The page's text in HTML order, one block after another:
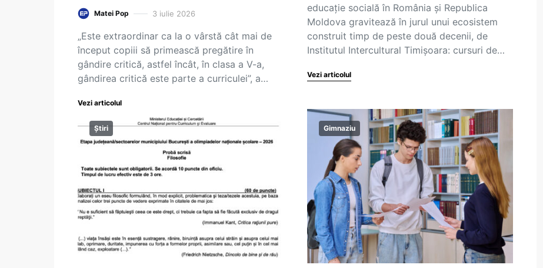
Matei Pop 3 iulie 2026
„Este extraordinar ca la o vârstă cât mai de
început copiii să primească pregătire în
gândire critică, astfel încât, în clasa a V-a,
gândirea critică este parte a curriculei”, a…
Vezi articolul
educație socială în România și Republica
Moldova gravitează în jurul unui ecosistem
construit timp de peste două decenii, de
Institutul Intercultural Timișoara: cursuri de…
Vezi articolul
Știri Gimnaziu